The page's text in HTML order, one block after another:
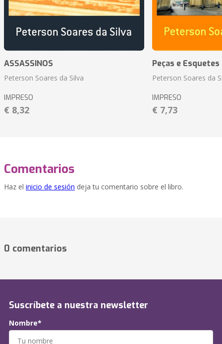
ASSASSINOS
Peterson Soares da Silva
IMPRESO
€ 8,32
Peças e
Peterson Soares da
IMPRESO
€ 7,73
Comentarios
Haz el inicio de sesión deja tu comentario sobre el libro.
0 comentarios
Suscríbete a nuestra newsletter
Nombre*